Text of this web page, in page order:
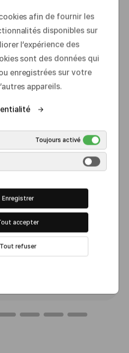
technologique
candida
afin de fournir les
disponibles sur
l’expérience des
sont des données qui
enregistrées sur votre
appareils.
Toujours activé
Enregistrer
accepter
Tout refuser